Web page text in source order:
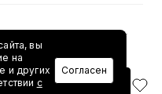
вы
на
и других
с
Согласен